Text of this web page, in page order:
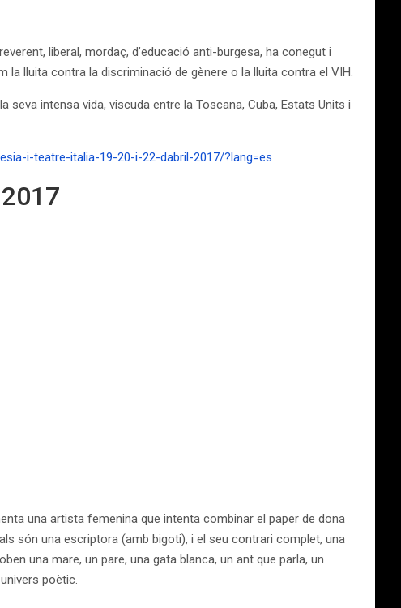
liberal, mordaç, d’educació anti-burgesa, ha conegut i
la lluita contra la discriminació de gènere o la lluita contra el VIH.
intensa vida, viscuda entre la Toscana, Cuba, Estats Units i
i-teatre-italia-19-20-i-22-dabril-2017/?lang=es
una artista femenina que intenta combinar el paper de dona
són una escriptora (amb bigoti), i el seu contrari complet, una
una mare, un pare, una gata blanca, un ant que parla, un
poètic.